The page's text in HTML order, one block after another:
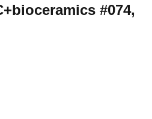
#074,